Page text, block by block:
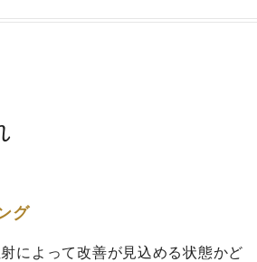
グ
によって改善が見込める状態かど